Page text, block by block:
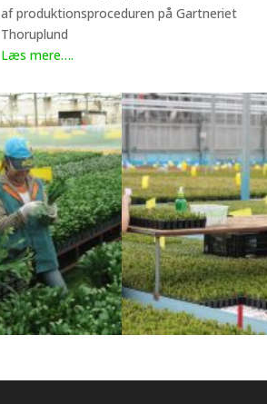
af produktionsproceduren på Gartneriet
Thoruplund
Læs mere….